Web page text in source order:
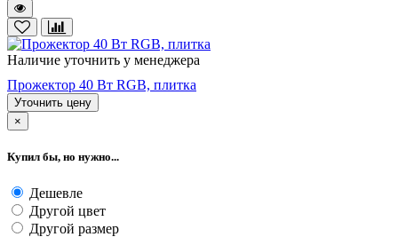
Наличие уточнить у менеджера
Прожектор 40 Вт RGВ, плитка
Уточнить цену
×
Купил бы, но нужно...
Дешевле
Другой цвет
Другой размер